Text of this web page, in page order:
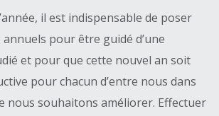
il est indispensable de poser
pour être guidé d’une
et pour que cette nouvel an soit
pour chacun d’entre nous dans
nous souhaitons améliorer. Effectuer